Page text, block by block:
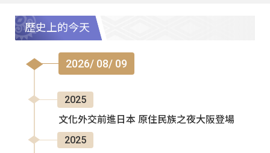
歷史上的今天
2026/ 08/ 09
2025
文化外交前進日本 原住民族之夜大阪登場
2025